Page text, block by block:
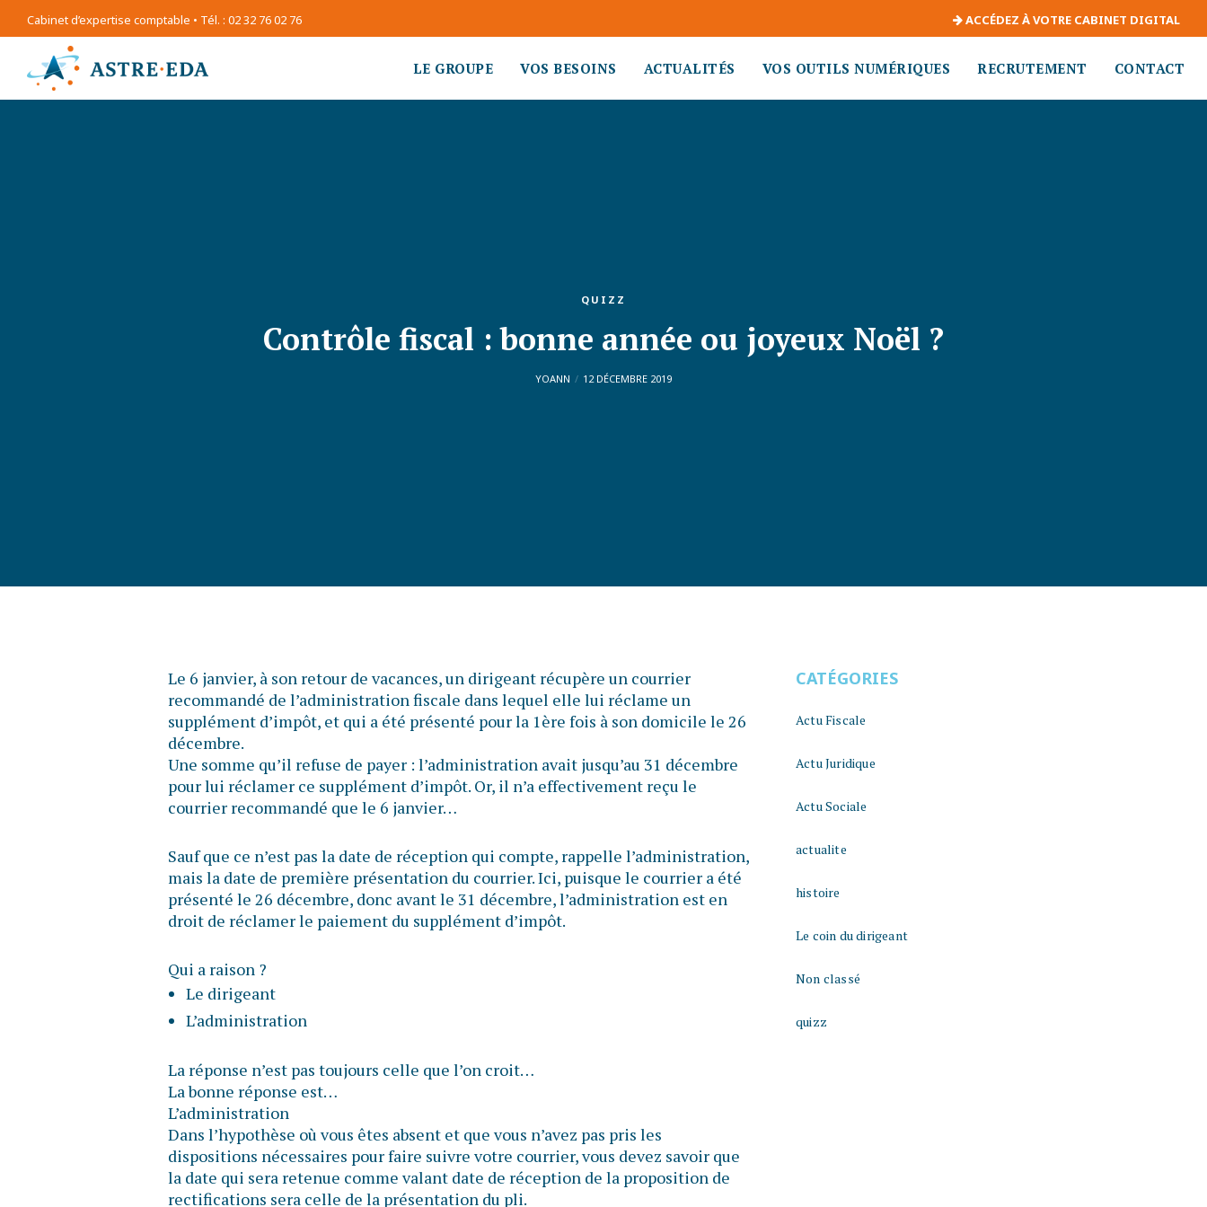
Cabinet d’expertise comptable • Tél. : 02 32 76 02 76 ACCÉDEZ À VOTRE CABINET DIGITAL
LE GROUPE VOS BESOINS ACTUALITÉS VOS OUTILS NUMÉRIQUES RECRUTEMENT CONTACT
QUIZZ
Contrôle fiscal : bonne année ou joyeux Noël ?
YOANN 12 DÉCEMBRE 2019
Le 6 janvier, à son retour de vacances, un dirigeant récupère un courrier
recommandé de l’administration fiscale dans lequel elle lui réclame un
supplément d’impôt, et qui a été présenté pour la 1ère fois à son domicile le 26
décembre.
Une somme qu’il refuse de payer : l’administration avait jusqu’au 31 décembre
pour lui réclamer ce supplément d’impôt. Or, il n’a effectivement reçu le
courrier recommandé que le 6 janvier…
Sauf que ce n’est pas la date de réception qui compte, rappelle l’administration,
mais la date de première présentation du courrier. Ici, puisque le courrier a été
présenté le 26 décembre, donc avant le 31 décembre, l’administration est en
droit de réclamer le paiement du supplément d’impôt.
Qui a raison ?
Le dirigeant
L’administration
La réponse n’est pas toujours celle que l’on croit…
La bonne réponse est…
L’administration
Dans l’hypothèse où vous êtes absent et que vous n’avez pas pris les
dispositions nécessaires pour faire suivre votre courrier, vous devez savoir que
la date qui sera retenue comme valant date de réception de la proposition de
rectifications sera celle de la présentation du pli.
CATÉGORIES
Actu Fiscale
Actu Juridique
Actu Sociale
actualite
histoire
Le coin du dirigeant
Non classé
quizz